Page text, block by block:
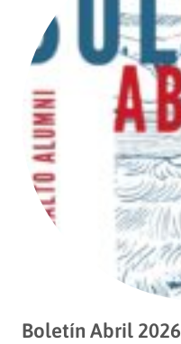
Boletín Abril 2026